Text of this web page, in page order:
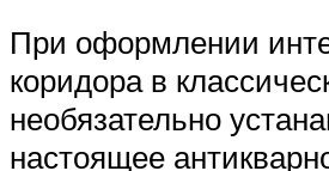
При оформлении
коридора в
необязательно
настоящее